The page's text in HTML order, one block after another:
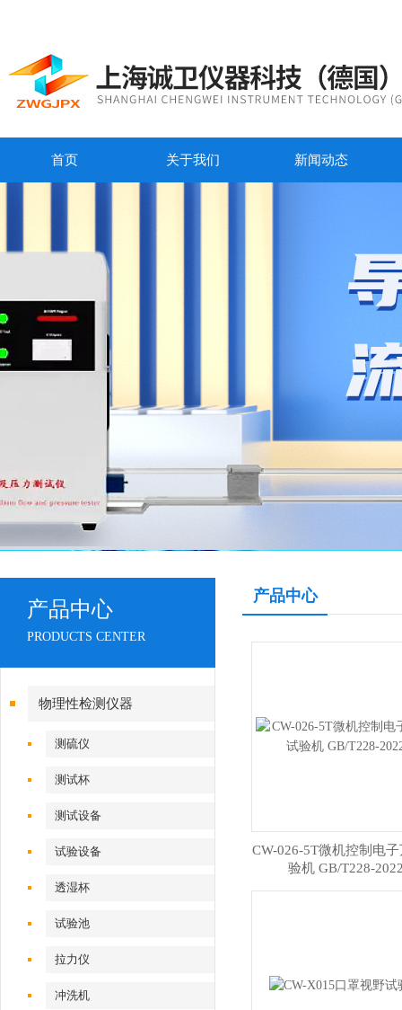
首页 关于我们 新闻动态
产品中心
PRODUCTS CENTER
物理性检测仪器
测硫仪
测试杯
测试设备
试验设备
透湿杯
试验池
拉力仪
冲洗机
产品中心
CW-026-5T微机控制电
验机 GB/T228-